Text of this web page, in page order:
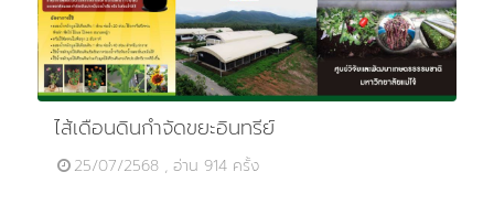
ไส้เดือนดินกำจัดขยะอินทรีย์
25/07/2568 , อ่าน 914 ครั้ง